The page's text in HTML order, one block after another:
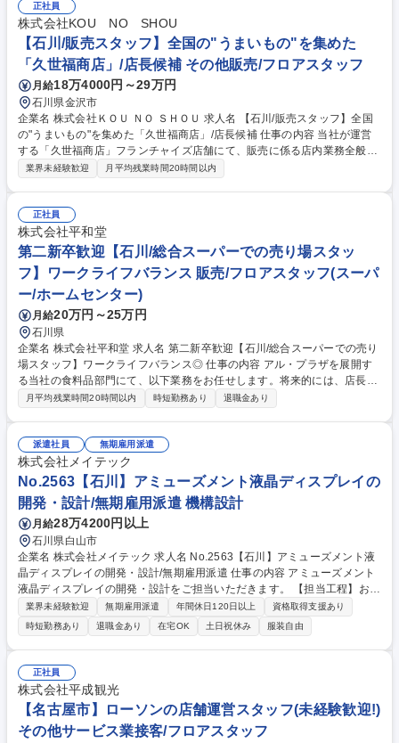
正社員
株式会社KOU NO SHOU
【石川/販売スタッフ】全国の"うまいもの"を集めた
「久世福商店」/店長候補 その他販売/フロアスタッフ
月給18万4000円～29万円
石川県金沢市
企業名 株式会社ＫＯＵ ＮＯ ＳＨＯＵ 求人名 【石川/販売スタッフ】全国
の"うまいもの"を集めた「久世福商店」/店長候補 仕事の内容 当社が運営
する「久世福商店」フランチャイズ店舗にて、販売に係る店内業務全般を
担います。先輩社員がついて接客の基本的な部分から教育をしていき、
え・在庫など)、店舗内での役割分担決定等 《将来的には》 ・売上管理(現
状確認/必要に応じた計画見直しなど) ・スタッフ管理(シフト作成・勤怠管
理・採用・教育・査定など)等 募集職種 【石川/販売スタッフ】全国の"う
まいもの"を集めた「久世福商店」/店長候補
業界未経験歓迎 月平均残業時間20時間以内
正社員
株式会社平和堂
第二新卒歓迎【石川/総合スーパーでの売り場スタッ
フ】ワークライフバランス 販売/フロアスタッフ(スーパ
ー/ホームセンター)
月給20万円～25万円
石川県
企業名 株式会社平和堂 求人名 第二新卒歓迎【石川/総合スーパーでの売り
場スタッフ】ワークライフバランス◎ 仕事の内容 アル・プラザを展開す
る当社の食料品部門にて、以下業務をお任せします。将来的には、店長・
バイヤー・本部スタッフなど様々なキャリアを築くことが可能な環境で
います。 キャリアステップ：売場担当⇒主任（売場責任者）へとステップ
アップ。入社半年～1年で責任者へ昇格する者もおられます。意欲がある
方であれば店長、バイヤー、本部スタッフなどへのキャリアアップも可能
です！ 募集職種 第二新卒歓迎【石川/総合スーパーでの売り場スタッフ】
ワークライフバランス◎
月平均残業時間20時間以内 時短勤務あり 退職金あり
派遣社員 無期雇用派遣
株式会社メイテック
No.2563【石川】アミューズメント液晶ディスプレイの
開発・設計/無期雇用派遣 機構設計
月給28万4200円以上
石川県白山市
企業名 株式会社メイテック 求人名 No.2563【石川】アミューズメント液
晶ディスプレイの開発・設計/無期雇用派遣 仕事の内容 アミューズメント
液晶ディスプレイの開発・設計をご担当いただきます。 【担当工程】お客
様との要望打合せから仕様検討、詳細設計、試作品の確認、量産対応まで
一連の開発工程を行います。スタートはベテランエンジニアからスキル伝
授も可能！人が触れる製品なので静電気対策など独自の技術を駆使して最
新の開発を行います。 【ツール/開発環境】CR5000、CR8000、オシロス
コープExcel、PowerPoint 募集職種 No.2563【石川】アミューズメント
液晶ディスプレイの開発・設計/無期雇用派遣
業界未経験歓迎 無期雇用派遣 年間休日120日以上
資格取得支援あり
時短勤務あり
退職金あり 在宅OK 土日祝休み 服装自由
正社員
株式会社平成観光
【名古屋市】ローソンの店舗運営スタッフ(未経験歓迎!)
その他サービス業接客/フロアスタッフ